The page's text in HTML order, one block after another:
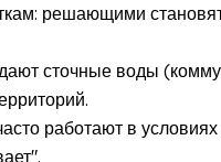
решающими
сточные воды
работают в